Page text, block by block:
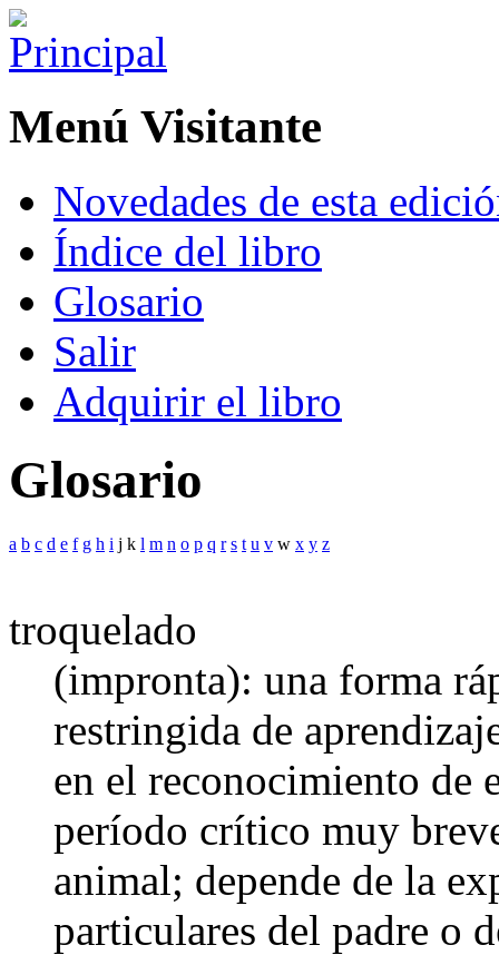
Menú Visitante
Novedades de esta
Índice del libro
Glosario
Salir
Adquirir el libro
Glosario
a b c d e f g h i j k l m n o p q r s t u v w x y z
troquelado
(impronta): una forma
restringida de
en el reconocimiento de
período crítico muy
animal; depende de la
particulares del padre o